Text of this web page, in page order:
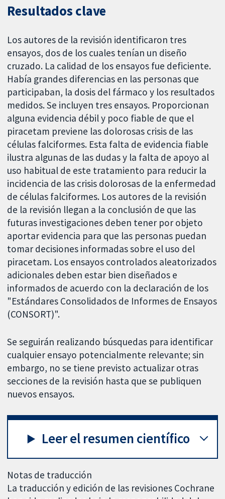
Resultados clave
Los autores de la revisión identificaron tres
ensayos, dos de los cuales tenían un diseño
cruzado. La calidad de los ensayos fue deficiente.
Había grandes diferencias en las personas que
participaban, la dosis del fármaco y los resultados
medidos. Se incluyen tres ensayos. Proporcionan
alguna evidencia débil y poco fiable de que el
piracetam previene las dolorosas crisis de las
células falciformes. Esta falta de evidencia fiable
ilustra algunas de las dudas y la falta de apoyo al
uso habitual de este tratamiento para reducir la
incidencia de las crisis dolorosas de la enfermedad
de células falciformes. Los autores de la revisión
de la revisión llegan a la conclusión de que las
futuras investigaciones deben tener por objeto
aportar evidencia para que las personas puedan
tomar decisiones informadas sobre el uso del
piracetam. Los ensayos controlados aleatorizados
adicionales deben estar bien diseñados e
informados de acuerdo con la declaración de los
"Estándares Consolidados de Informes de Ensayos
(CONSORT)".
Se seguirán realizando búsquedas para identificar
cualquier ensayo potencialmente relevante; sin
embargo, no se tiene previsto actualizar otras
secciones de la revisión hasta que se publiquen
nuevos ensayos.
Leer el resumen científico
Notas de traducción
La traducción y edición de las revisiones Cochrane